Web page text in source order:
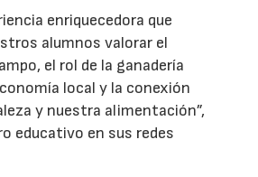
enriquecedora que
alumnos valorar el
el rol de la ganadería
local y la conexión
y nuestra alimentación”,
educativo en sus redes